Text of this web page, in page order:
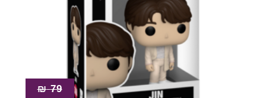
79
₪